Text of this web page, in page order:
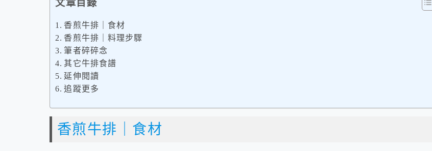
文章目錄
香煎牛排｜食材
香煎牛排｜料理步驟
筆者碎碎念
其它牛排食譜
延伸閱讀
追蹤更多
香煎牛排｜食材